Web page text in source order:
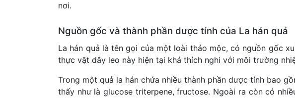
nơi.
Nguồn gốc và thành phần dược tính của La hán quả
La hán quả là tên gọi của một loài thảo mộc, có nguồn gốc
thực vật dây leo này hiện tại khá thích nghi với môi trường
Trong một quả la hán chứa nhiều thành phần dược tính bao
thấy như là glucose triterpene, fructose. Ngoài ra còn có